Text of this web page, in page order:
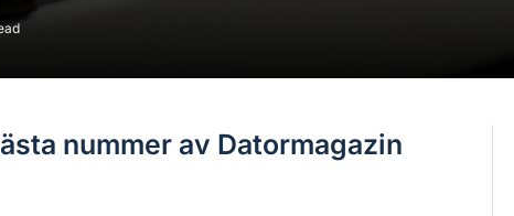
nummer av Datormagazin